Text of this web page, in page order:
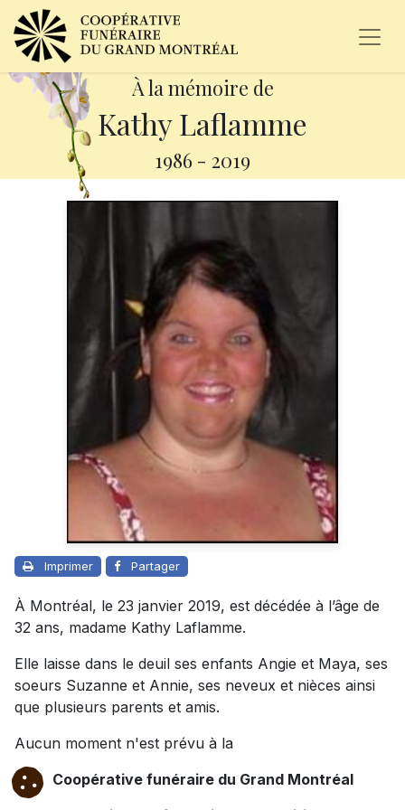
À la mémoire de
Kathy Laflamme
1986 - 2019
Imprimer Partager
À Montréal, le 23 janvier 2019, est décédée à l’âge de
32 ans, madame Kathy Laflamme.
Elle laisse dans le deuil ses enfants Angie et Maya, ses
soeurs Suzanne et Annie, ses neveux et nièces ainsi
que plusieurs parents et amis.
Aucun moment n'est prévu à la
Coopérative funéraire du Grand Montréal